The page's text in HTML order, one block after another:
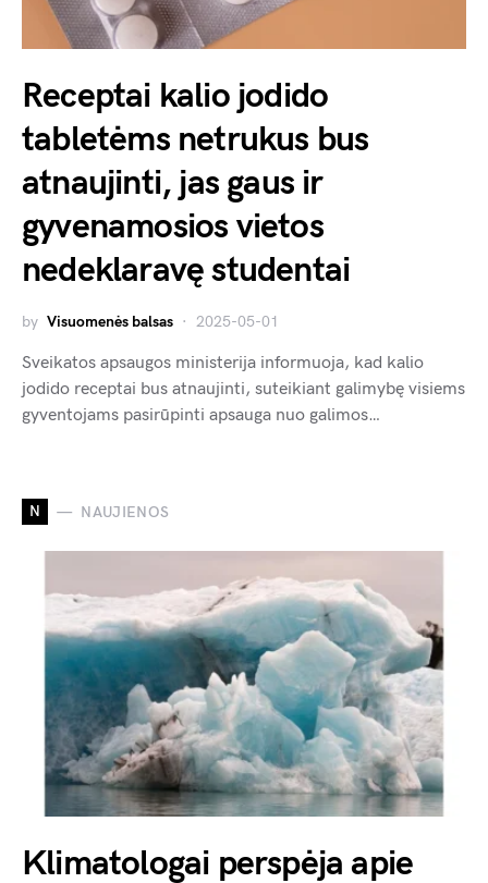
Receptai kalio jodido
tabletėms netrukus bus
atnaujinti, jas gaus ir
gyvenamosios vietos
nedeklaravę studentai
by Visuomenės balsas 2025-05-01
Sveikatos apsaugos ministerija informuoja, kad kalio
jodido receptai bus atnaujinti, suteikiant galimybę visiems
gyventojams pasirūpinti apsauga nuo galimos…
N NAUJIENOS
Klimatologai perspėja apie